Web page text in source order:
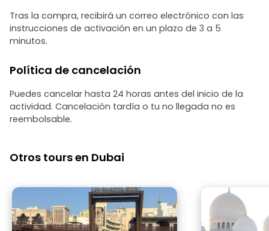
Tras la compra, recibirá un correo electrónico con las
instrucciones de activación en un plazo de 3 a 5
minutos.
Política de cancelación
Puedes cancelar hasta 24 horas antes del inicio de la
actividad. Cancelación tardía o tu no llegada no es
reembolsable.
Otros tours en Dubai